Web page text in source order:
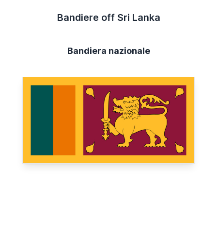
Bandiere off Sri Lanka
Bandiera nazionale